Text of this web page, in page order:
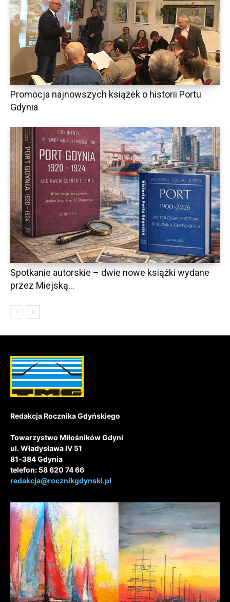
Promocja najnowszych książek o historii Portu
Gdynia
Spotkanie autorskie – dwie nowe książki wydane
przez Miejską...
Redakcja Rocznika Gdyńskiego
Towarzystwo Miłośników Gdyni
ul. Władysława IV 51
81-384 Gdynia
telefon: 58 620 74 66
redakcja@rocznikgdynski.pl